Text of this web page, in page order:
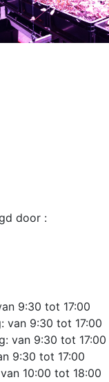
door :
9:30 tot 17:00
van 9:30 tot 17:00
van 9:30 tot 17:00
9:30 tot 17:00
10:00 tot 18:00